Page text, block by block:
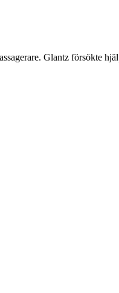
Glantz försökte